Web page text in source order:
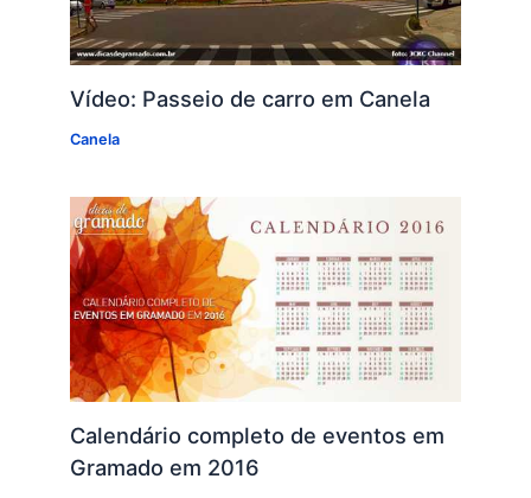
Vídeo: Passeio de carro em Canela
Canela
Calendário completo de eventos em
Gramado em 2016